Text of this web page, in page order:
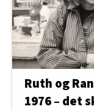
Ruth og
1976 – det